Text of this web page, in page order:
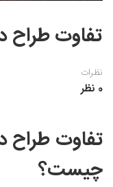
تفاوت طراح
نظرات
0 نظر
تفاوت طراح
چیست؟